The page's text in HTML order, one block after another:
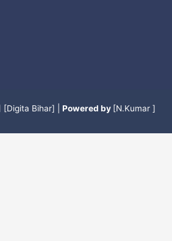
[Digita Bihar] | Powered by [N.Kumar ]